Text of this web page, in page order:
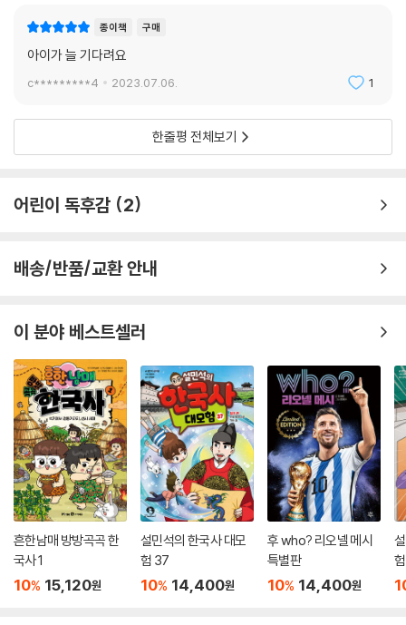
종이책 구매
아이가 늘 기다려요
c*********4 2023.07.06. 1
한줄평 전체보기
어린이 독후감 2
배송/반품/교환 안내
이 분야 베스트셀러
흔한남매 방방곡곡 한
국사 1
10% 15,120원
설민석의 한국사 대모
험 37
10% 14,400원
후 who? 리오넬 메시
특별판
10% 14,400원